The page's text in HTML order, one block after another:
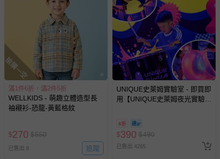
若您對於會員帳號、商品訂購與資訊、購物流程、付款方
式、折價券與購物金的使用、退貨及商品運送方式等有疑
問，你可詳見： 媽咪愛客服中心。
預購商品：預購為海外同步代購，遇缺貨即會通知媽咪並協
助取消退款事宜。
商品如因「價格、組合」等錯誤原因，導致無法安排出貨，
會主動以簡訊及mail通知訂單取消事宜，並將提供適當補
償。
搶購一空
滿1件6折，滿2件5折
WELLKIDS - 萌趣立體造型長
袖襯衫-恐龍-黃藍格紋
$270 $550
已售出 8 追蹤
UNIQUE史萊姆實驗室 - 即買即
用【UNIQUE史萊姆夜光實驗室
8/30 (電子票券，於展期現場憑
訂單編號兌換，逾期作廢) (大
人小孩均一價(3歲以上需購票))
8折
$390 $490
已售出 4265